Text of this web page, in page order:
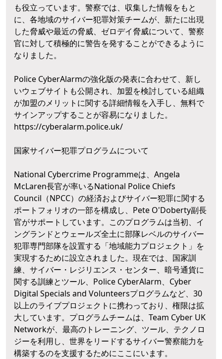
も役立っています。警察では、収集した情報をもと
に、各地域のサイバー犯罪対策チームが、新たに出現
した脅威や最近の脅威、ゼロデイ脅威について、警察
官に対して積極的に警告を発することができるように
なりました。
Police CyberAlarmの強化版の発表に合わせて、新し
いウェブサイトも公開され、加盟を検討している組織
が加盟のメリットに関する詳細情報を入手し、無料で
サインアップすることが容易になりました。
https://cyberalarm.police.uk/
国家サイバー犯罪プログラムについて
National Cybercrime Programmeは、Angela
McLaren長官が率いるNational Police Chiefs
Council（NPCC）の経済およびサイバー犯罪に関する
ポートフォリオの一部を構成し、Pete O'Doberty副長
官がサポートしています。このプログラムは当初、イ
ングランドとウェールズ全土に部隊レベルのサイバー
犯罪専門部隊を設置する「地域能力プロジェクト」を
実現するために設立されました。現在では、国家訓
練、サイバー・レジリエンス・センター、暗号通貨に
関する訓練とツール、Police CyberAlarm、Cyber
Digital Specials and Volunteersプログラムなど、30
以上のライブプロジェクトに携わっており、権限は拡
大しています。プログラムチームは、Team Cyber UK
Networkが、最高のトレーニング、ツール、テクノロ
ジーを利用し、世界をリードするサイバー警察能力を
構築するのを支援するためにここにいます。